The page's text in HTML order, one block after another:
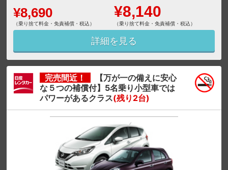
¥8,690
（乗り捨て料金・免責補償・税込）
¥8,140
（乗り捨て料金・免責補償・税込）
詳細を見る
完売間近！
【万が一の備えに安心
な５つの補償付】5名乗り小型車では
パワーがあるクラス(残り2台)